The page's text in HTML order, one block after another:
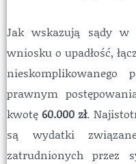
Jak wskazują sądy w
wniosku o upadłość,
prawnym
kwotę60.000 zł.
są wydatki
zatrudnionych przez